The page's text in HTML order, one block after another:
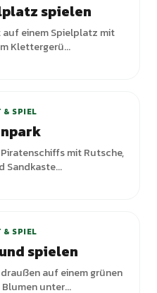
spielen
einem Spielplatz mit
Klettergerü...
& SPIEL
mit Rutsche,
Sandkaste...
& SPIEL
spielen
auf einem grünen
unter...